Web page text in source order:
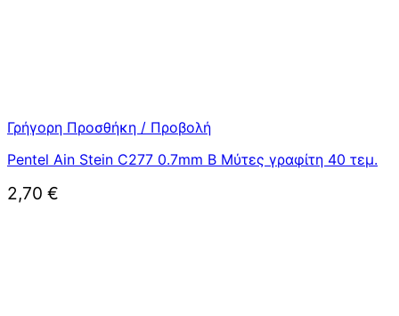
Γρήγορη Προσθήκη / Προβολή
Pentel Ain Stein C277 0.7mm B Μύτες γραφίτη 40 τεμ.
2,70 €